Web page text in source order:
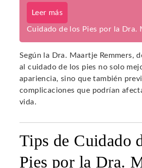
Leer más
Cuidado de los Pies por la Dra.
Según la Dra. Maartje Remmers,
al cuidado de los pies no solo
apariencia, sino que también
complicaciones que podrían
vida.
Tips de Cuidado
Pies por la Dra.